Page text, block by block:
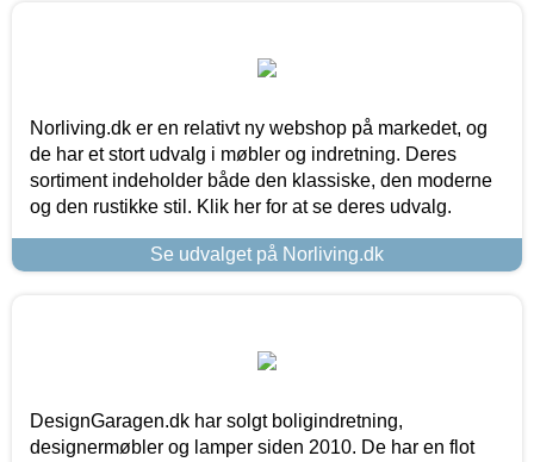
Norliving.dk er en relativt ny webshop på markedet, og
de har et stort udvalg i møbler og indretning. Deres
sortiment indeholder både den klassiske, den moderne
og den rustikke stil. Klik her for at se deres udvalg.
Se udvalget på Norliving.dk
DesignGaragen.dk har solgt boligindretning,
designermøbler og lamper siden 2010. De har en flot